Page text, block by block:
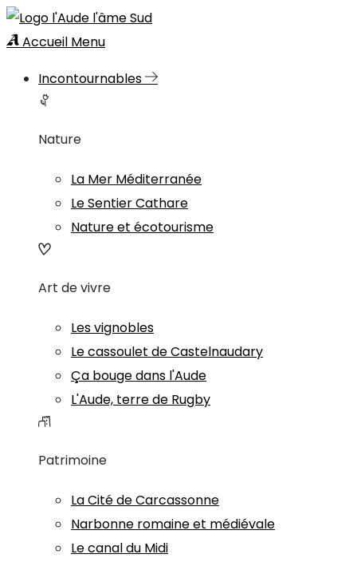
Accueil Menu
Incontournables
Nature
La Mer Méditerranée
Le Sentier Cathare
Nature et écotourisme
Art de vivre
Les vignobles
Le cassoulet de Castelnaudary
Ça bouge dans l'Aude
L'Aude, terre de Rugby
Patrimoine
La Cité de Carcassonne
Narbonne romaine et médiévale
Le canal du Midi